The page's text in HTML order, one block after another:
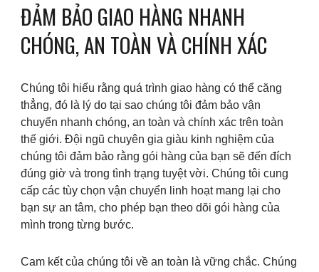
ĐẢM BẢO GIAO HÀNG NHANH
CHÓNG, AN TOÀN VÀ CHÍNH XÁC
Chúng tôi hiểu rằng quá trình giao hàng có thể căng
thẳng, đó là lý do tại sao chúng tôi đảm bảo vận
chuyển nhanh chóng, an toàn và chính xác trên toàn
thế giới. Đội ngũ chuyên gia giàu kinh nghiệm của
chúng tôi đảm bảo rằng gói hàng của bạn sẽ đến đích
đúng giờ và trong tình trạng tuyệt vời. Chúng tôi cung
cấp các tùy chọn vận chuyển linh hoạt mang lại cho
bạn sự an tâm, cho phép bạn theo dõi gói hàng của
mình trong từng bước.
Cam kết của chúng tôi về an toàn là vững chắc. Chúng